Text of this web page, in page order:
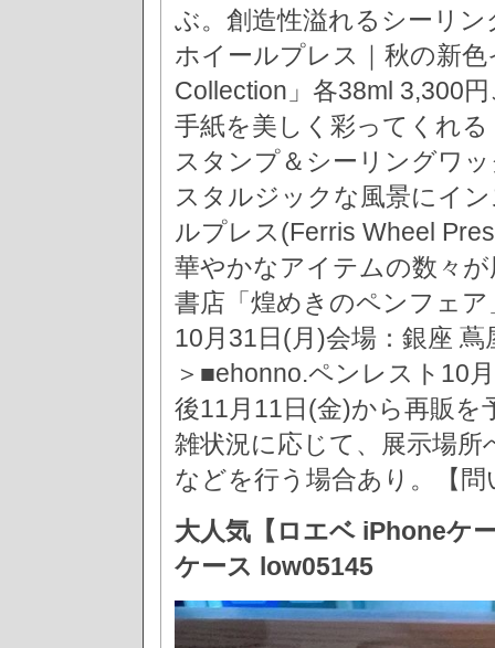
ぶ。創造性溢れるシーリ
ホイールプレス｜秋の新
Collection」各38ml 3,300
手紙を美しく彩ってくれ
スタンプ＆シーリングワ
スタルジックな風景にイ
ルプレス(Ferris Wheel
華やかなアイテムの数々
書店「煌めきのペンフェ
10月31日(月)会場：銀座
＞■ehonno.ペンレスト10
後11月11日(金)から再販を
雑状況に応じて、展示場
などを行う場合あり。【
大人気【ロエベ iPhoneケ
ケース low05145